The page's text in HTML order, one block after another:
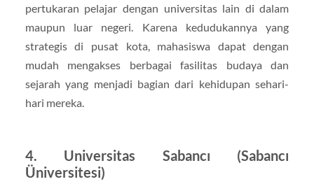
pertukaran pelajar dengan universitas lain di dalam
maupun luar negeri. Karena kedudukannya yang
strategis di pusat kota, mahasiswa dapat dengan
mudah mengakses berbagai fasilitas budaya dan
sejarah yang menjadi bagian dari kehidupan sehari-
hari mereka.
4. Universitas Sabancı (Sabancı
Üniversitesi)